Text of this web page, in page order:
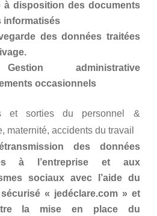
à disposition des documents
informatisés
des données traitées
Gestion administrative
occasionnels
et sorties du personnel &
maternité, accidents du travail
des données
à l’entreprise et aux
sociaux avec l’aide du
« jedéclare.com » et
la mise en place du